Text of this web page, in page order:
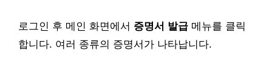
로그인 후 메인 화면에서 증명서 발급 메뉴를 클릭
합니다. 여러 종류의 증명서가 나타납니다.